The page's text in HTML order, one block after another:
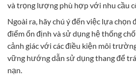
và trọng lượng phù hợp với nhu cầu
Ngoài ra, hãy chú ý đến việc lựa chọn
điểm ổn định và sử dụng hệ thống
cảnh giác với các điều kiện môi
vững hướng dẫn sử dụng thang để
nạn.